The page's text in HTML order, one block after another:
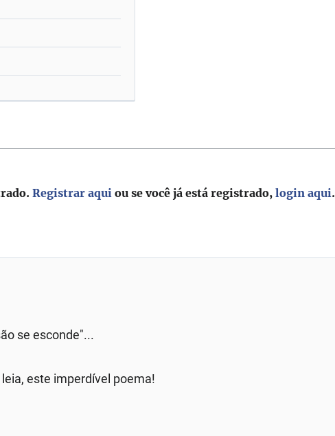
se esconde"...
este imperdível poema!
Registrar aqui ou se você já está registrado,login aqui.